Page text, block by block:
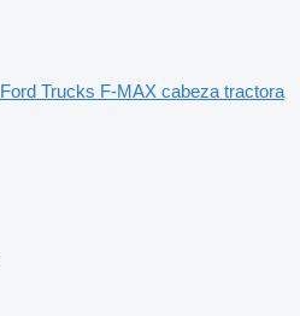
Ford Trucks F-MAX cabeza tractora